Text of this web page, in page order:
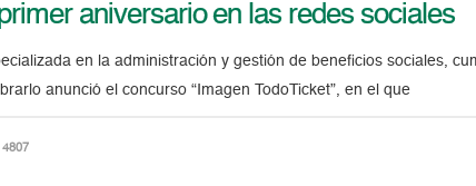
aniversario en las redes sociales
en la administración y gestión de beneficios sociales,
anunció el concurso “Imagen TodoTicket”, en el que
4807